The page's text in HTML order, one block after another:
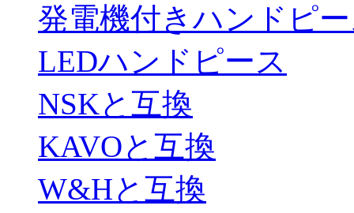
発電機付きハンドピ
LEDハンドピース
NSKと互換
KAVOと互換
W&Hと互換